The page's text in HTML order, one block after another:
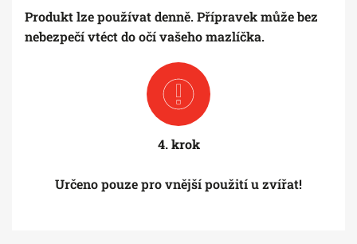
Produkt lze používat denně. Přípravek může bez
nebezpečí vtéct do očí vašeho mazlíčka.
4. krok
Určeno pouze pro vnější použití u zvířat!